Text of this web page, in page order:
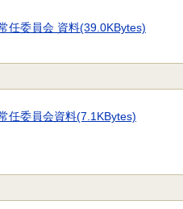
任委員会 資料(39.0KBytes)
任委員会資料(7.1KBytes)